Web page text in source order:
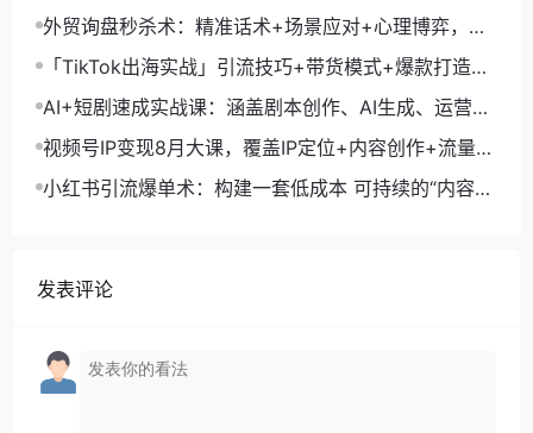
交，系统化SOP提升参展ROI
外贸询盘秒杀术：精准话术+场景应对+心理博弈，单
月询盘转化率提升200%
「TikTok出海实战」引流技巧+带货模式+爆款打造，
单月变现10万+秘籍
AI+短剧速成实战课：涵盖剧本创作、AI生成、运营变
现，单部剧收益破万
视频号IP变现8月大课，覆盖IP定位+内容创作+流量获
取+合规运营+商业转化
小红书引流爆单术：构建一套低成本 可持续的“内容-
发表评论